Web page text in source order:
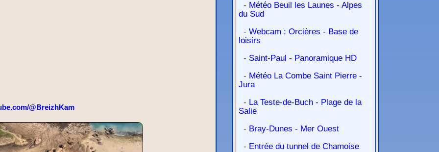
@BreizhKam
- Météo Beuil les Launes - Alpes
du Sud
- Webcam : Orcières - Base de
loisirs
- Saint-Paul - Panoramique HD
- Météo La Combe Saint Pierre -
Jura
- La Teste-de-Buch - Plage de la
Salie
- Bray-Dunes - Mer Ouest
- Entrée du tunnel de Chamoise